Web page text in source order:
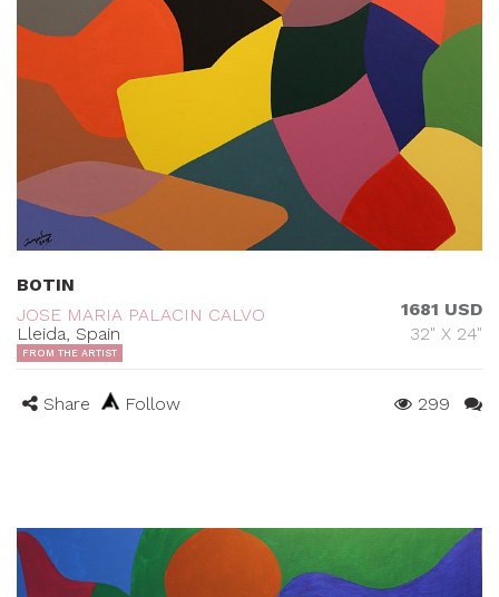
BOTIN
JOSE MARIA PALACIN CALVO
Lleida, Spain
1681 USD
32" X 24"
FROM THE ARTIST
Share Follow 299